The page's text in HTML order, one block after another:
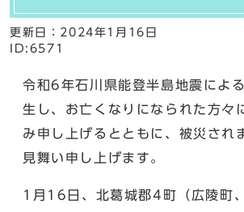
更新日： 2024年1月16日
ID:6571
令和6年石川県能登半島地震によ
生し、お亡くなりになられた方々
み申し上げるとともに、被災され
見舞い申し上げます。
1月16日、北葛城郡4町（広陵町